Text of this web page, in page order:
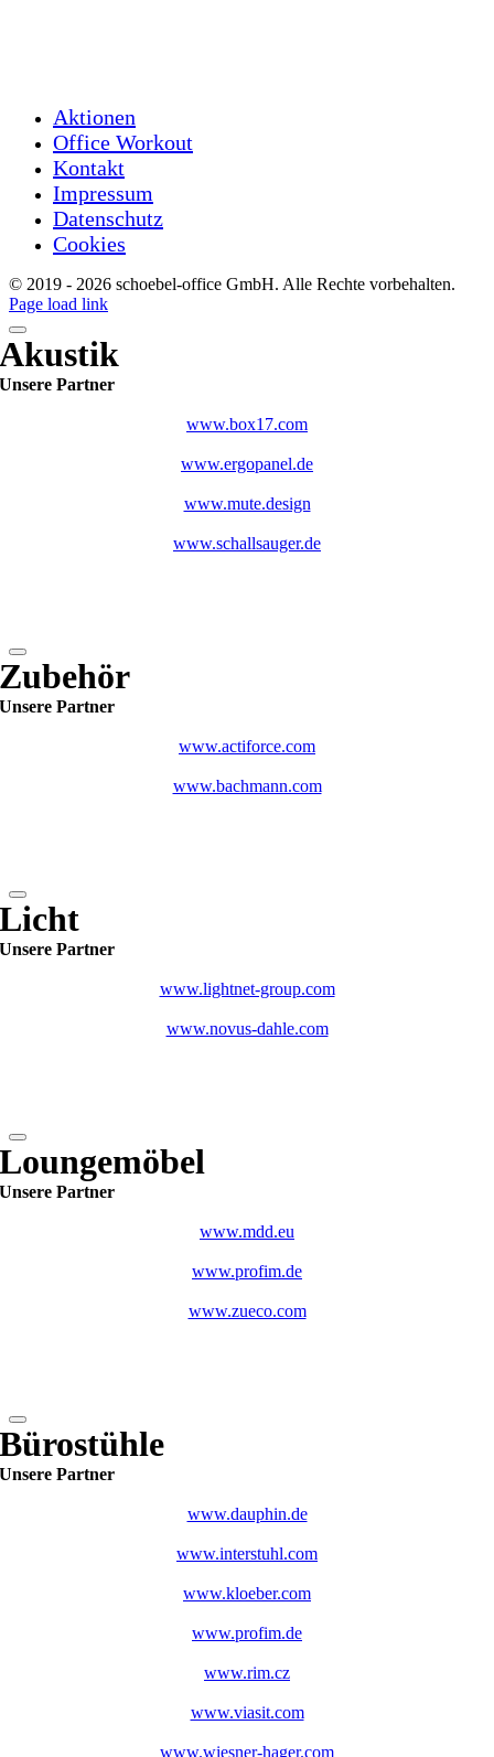
Aktionen
Office Workout
Kontakt
Impressum
Datenschutz
Cookies
© 2019 - 2026 schoebel-office GmbH. Alle Rechte vorbehalten.
Page load link
Akustik
Unsere Partner
www.box17.com
www.ergopanel.de
www.mute.design
www.schallsauger.de
Zubehör
Unsere Partner
www.actiforce.com
www.bachmann.com
Licht
Unsere Partner
www.lightnet-group.com
www.novus-dahle.com
Loungemöbel
Unsere Partner
www.mdd.eu
www.profim.de
www.zueco.com
Bürostühle
Unsere Partner
www.dauphin.de
www.interstuhl.com
www.kloeber.com
www.profim.de
www.rim.cz
www.viasit.com
www.wiesner-hager.com